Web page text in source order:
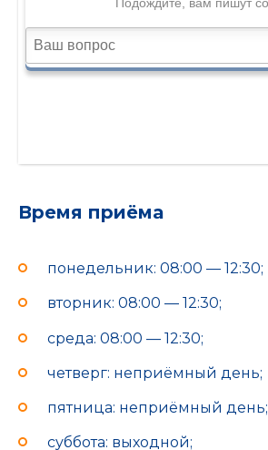
Время приёма
понедельник: 08:00 — 12:30;
вторник: 08:00 — 12:30;
среда: 08:00 — 12:30;
четверг: неприёмный день;
пятница: неприёмный день;
суббота: выходной;